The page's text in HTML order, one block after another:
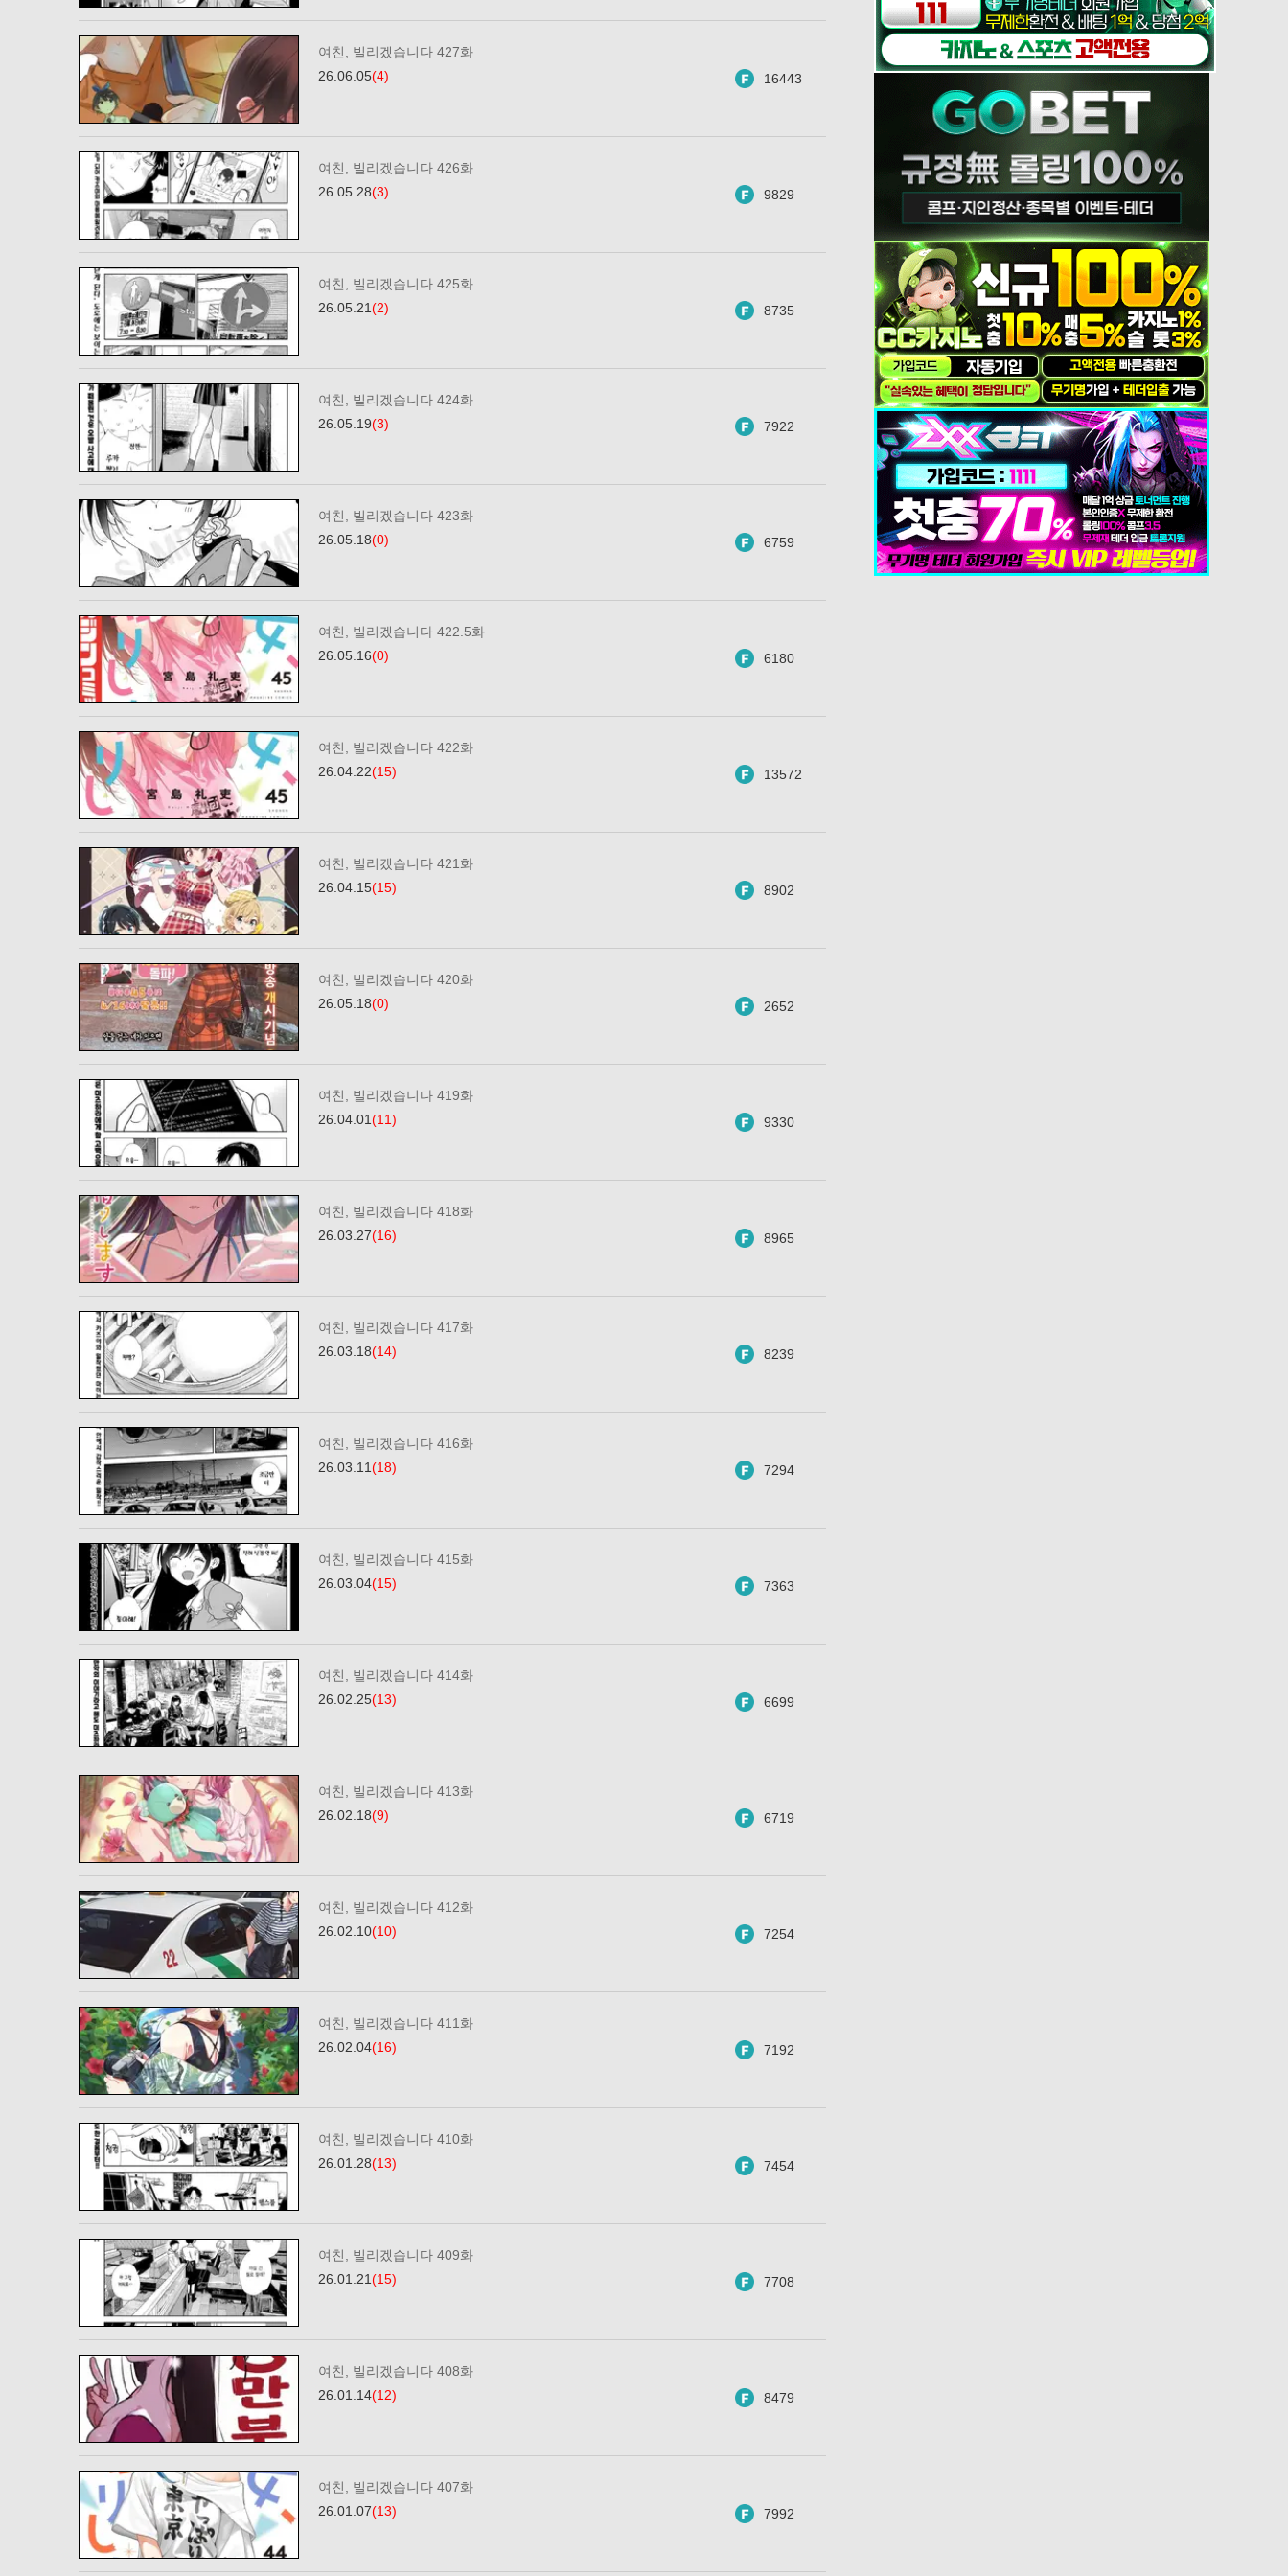
여친, 빌리겠습니다 427화
26.06.05(4) 16443
여친, 빌리겠습니다 426화
26.05.28(3) 9829
여친, 빌리겠습니다 425화
26.05.21(2) 8735
여친, 빌리겠습니다 424화
26.05.19(3) 7922
여친, 빌리겠습니다 423화
26.05.18(0) 6759
여친, 빌리겠습니다 422.5화
26.05.16(0) 6180
여친, 빌리겠습니다 422화
26.04.22(15) 13572
여친, 빌리겠습니다 421화
26.04.15(15) 8902
여친, 빌리겠습니다 420화
26.05.18(0) 2652
여친, 빌리겠습니다 419화
26.04.01(11) 9330
여친, 빌리겠습니다 418화
26.03.27(16) 8965
여친, 빌리겠습니다 417화
26.03.18(14) 8239
여친, 빌리겠습니다 416화
26.03.11(18) 7294
여친, 빌리겠습니다 415화
26.03.04(15) 7363
여친, 빌리겠습니다 414화
26.02.25(13) 6699
여친, 빌리겠습니다 413화
26.02.18(9) 6719
여친, 빌리겠습니다 412화
26.02.10(10) 7254
여친, 빌리겠습니다 411화
26.02.04(16) 7192
여친, 빌리겠습니다 410화
26.01.28(13) 7454
여친, 빌리겠습니다 409화
26.01.21(15) 7708
여친, 빌리겠습니다 408화
26.01.14(12) 8479
여친, 빌리겠습니다 407화
26.01.07(13) 7992